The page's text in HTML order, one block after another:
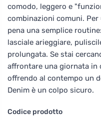
comodo, leggero e
combinazioni comuni.
pena una semplice
lasciale arieggiare,
prolungata. Se stai
affrontare una giornata in
offrendo al contempo un
Denim è un colpo sicuro.
Codice prodotto